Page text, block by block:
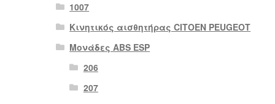
1007
Κινητικός αισθητήρας CITOEN PEUGEOT
Μονάδες ABS ESP
206
207